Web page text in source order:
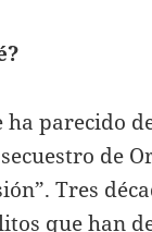
ha parecido
de
Tres
que han